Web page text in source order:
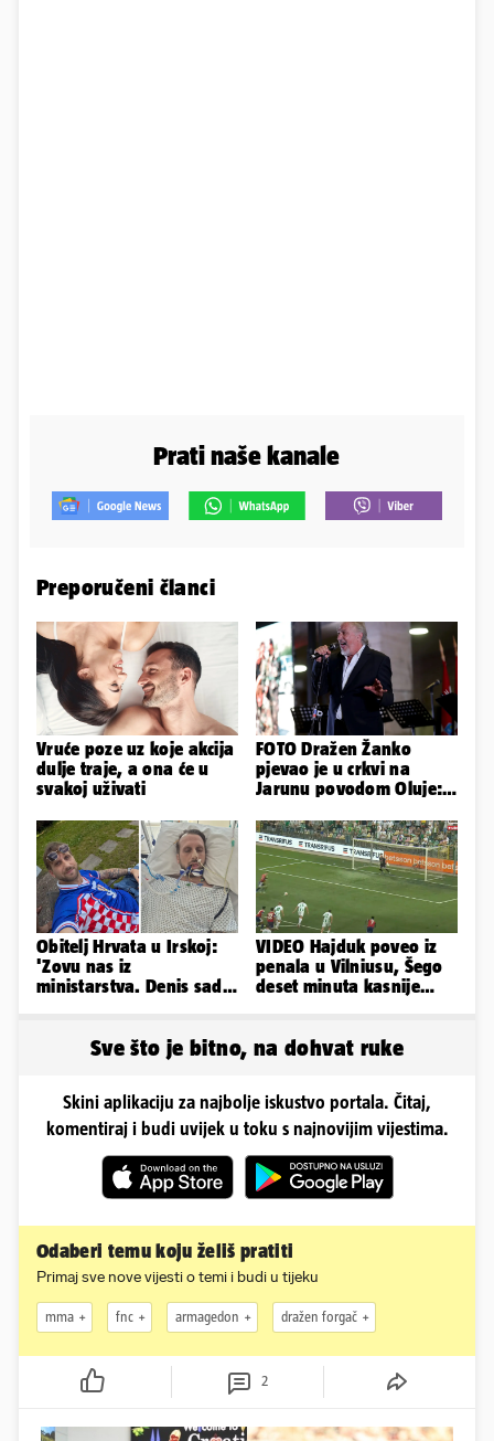
Prati naše kanale
Preporučeni članci
Vruće poze uz koje akcija
dulje traje, a ona će u
svakoj uživati
FOTO Dražen Žanko
pjevao je u crkvi na
Jarunu povodom Oluje:
nastup
Obitelj Hrvata u Irskoj:
'Zovu nas iz
ministarstva. Denis sada
VIDEO Hajduk poveo iz
penala u Vilniusu, Šego
deset minuta kasnije
Sve što je bitno, na dohvat ruke
Skini aplikaciju za najbolje iskustvo portala. Čitaj,
komentiraj i budi uvijek u toku s najnovijim vijestima.
Odaberi temu koju želiš pratiti
Primaj sve nove vijesti o temi i budi u tijeku
mma fnc armagedon dražen forgač
2